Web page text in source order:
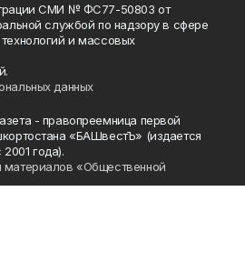
СМИ № ФС77-50803 от
службой по надзору в сфере
и массовых
данных
- правопреемница первой
«БАШвестЪ» (издается
года).
материалов «Общественной